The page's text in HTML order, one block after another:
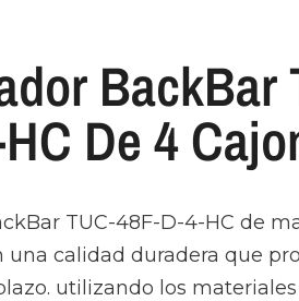
BackBar
De 4
TUC-48F-D-4-HC de
una calidad duradera que
utilizando los